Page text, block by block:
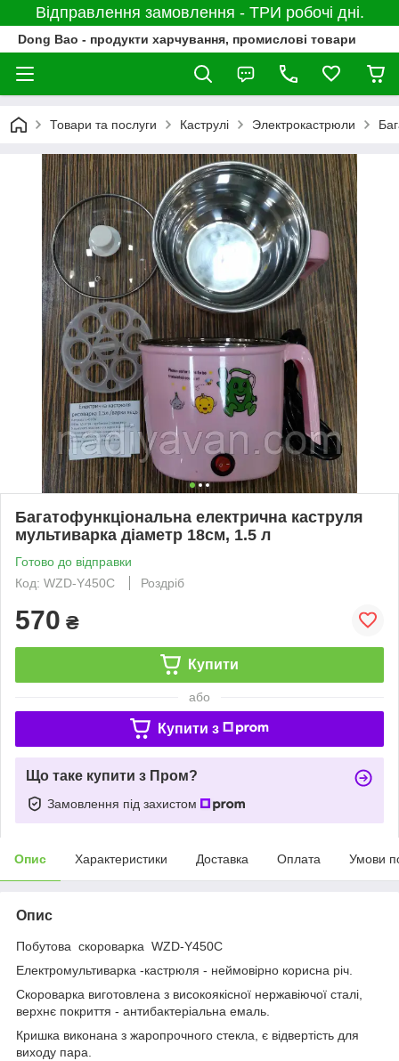
Відправлення замовлення - ТРИ робочі дні.
Dong Bao - продукти харчування, промислові товари
Товари та послуги Каструлі Электрокастрюли
Багатофункціональна електрична каструля
мультиварка діаметр 18см, 1.5 л
Готово до відправки
Код: WZD-Y450C
Роздріб
570 ₴
Купити
або
Купити з
Що таке купити з Пром?
Замовлення під захистом
Опис Характеристики Доставка Оплата Умови
Опис
Побутова скороварка WZD-Y450C
Електромультиварка -кастрюля - неймовірно корисна річ.
Скороварка виготовлена з високоякісної нержавіючої сталі,
верхнє покриття - антибактеріальна емаль.
Кришка виконана з жаропрочного стекла, є відвертість для
виходу пара.